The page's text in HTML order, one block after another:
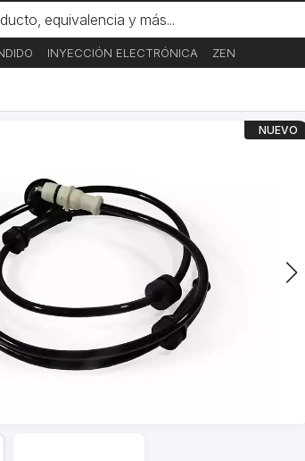
INYECCIÓN ELECTRÓNICA ZEN
NUEVO